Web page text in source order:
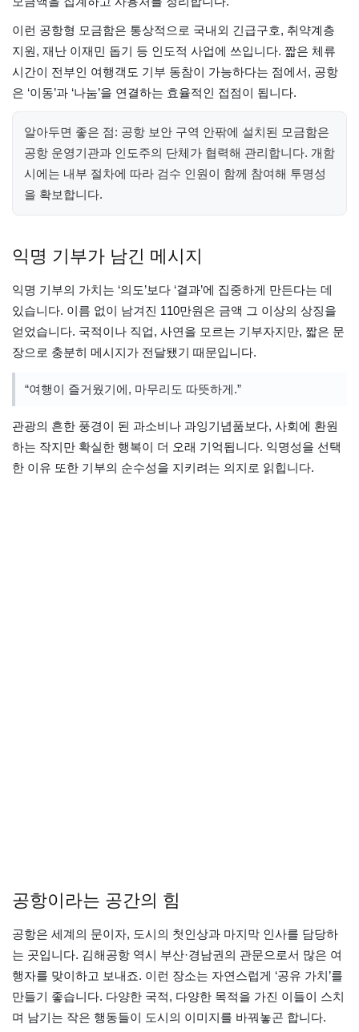
이런 공항형 모금함은 통상적으로 국내외 긴급구호, 취약계층
지원, 재난 이재민 돕기 등 인도적 사업에 쓰입니다. 짧은 체류
시간이 전부인 여행객도 기부 동참이 가능하다는 점에서, 공항
은 ‘이동’과 ‘나눔’을 연결하는 효율적인 접점이 됩니다.
알아두면 좋은 점: 공항 보안 구역 안팎에 설치된 모금함은
공항 운영기관과 인도주의 단체가 협력해 관리합니다. 개함
시에는 내부 절차에 따라 검수 인원이 함께 참여해 투명성
을 확보합니다.
익명 기부가 남긴 메시지
익명 기부의 가치는 ‘의도’보다 ‘결과’에 집중하게 만든다는 데
있습니다. 이름 없이 남겨진 110만원은 금액 그 이상의 상징을
얻었습니다. 국적이나 직업, 사연을 모르는 기부자지만, 짧은 문
장으로 충분히 메시지가 전달됐기 때문입니다.
“여행이 즐거웠기에, 마무리도 따뜻하게.”
관광의 흔한 풍경이 된 과소비나 과잉기념품보다, 사회에 환원
하는 작지만 확실한 행복이 더 오래 기억됩니다. 익명성을 선택
한 이유 또한 기부의 순수성을 지키려는 의지로 읽힙니다.
공항이라는 공간의 힘
공항은 세계의 문이자, 도시의 첫인상과 마지막 인사를 담당하
는 곳입니다. 김해공항 역시 부산·경남권의 관문으로서 많은 여
행자를 맞이하고 보내죠. 이런 장소는 자연스럽게 ‘공유 가치’를
만들기 좋습니다. 다양한 국적, 다양한 목적을 가진 이들이 스치
며 남기는 작은 행동들이 도시의 이미지를 바꿔놓곤 합니다.